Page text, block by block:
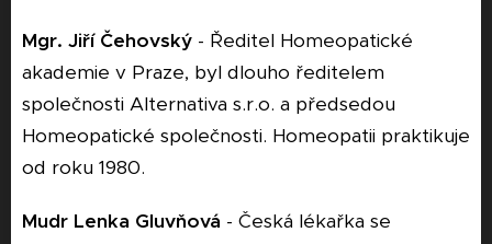
Mgr. Jiří Čehovský - Ředitel Homeopatické
akademie v Praze, byl dlouho ředitelem
společnosti Alternativa s.r.o. a předsedou
Homeopatické společnosti. Homeopatii praktikuje
od roku 1980.
Mudr Lenka Gluvňová - Česká lékařka se